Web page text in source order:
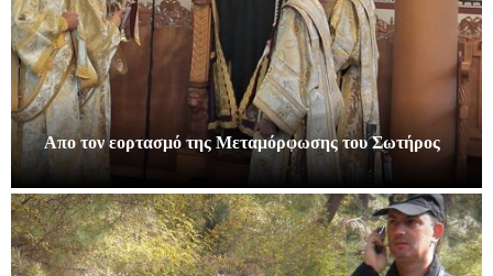
Απο τον εορτασμό της Μεταμόρφωσης του Σωτήρος